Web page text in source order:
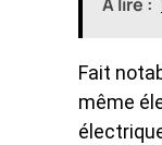
Fait
même